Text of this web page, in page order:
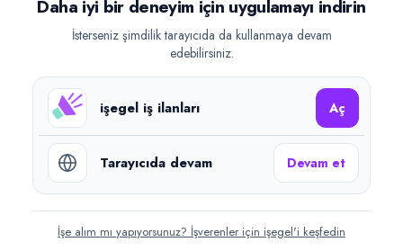
Daha iyi bir deneyim için uygulamayı indirin
İsterseniz şimdilik tarayıcıda da kullanmaya devam
edebilirsiniz.
işegel iş ilanları Aç
Tarayıcıda devam Devam et
İşe alım mı yapıyorsunuz? İşverenler için işegel'i keşfedin